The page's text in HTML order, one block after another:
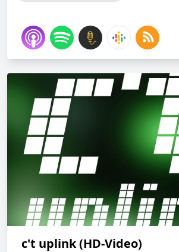
c't uplink (HD-Video)